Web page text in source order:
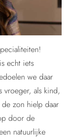
echt iets
we daar
vroeger, als kind,
zon hielp daar
door de
natuurlijke